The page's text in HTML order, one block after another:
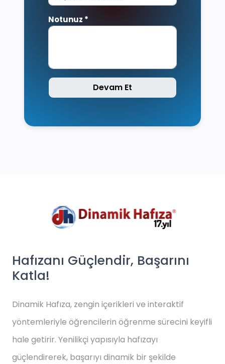
Notunuz *
Devam Et
Hafızanı Güçlendir, Başarını
Katla!
Dinamik Hafıza, zengin içerikleri ve interaktif
yöntemleriyle öğrencilerin öğrenme sürecini keyifli
hale getirir. Yenilikçi yapısıyla hafızayı
güçlendirerek, başarıyı dinamik bir şekilde